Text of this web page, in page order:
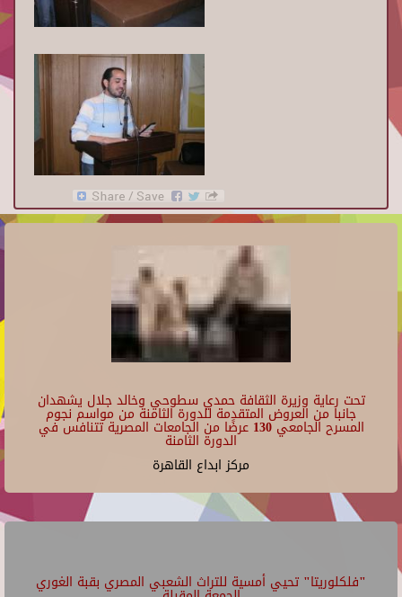
تحت رعاية وزيرة الثقافة حمدي سطوحي وخالد جلال يشهدان
جانبا من العروض المتقدمة للدورة الثامنة من مواسم نجوم
المسرح الجامعي 130 عرضًا من الجامعات المصرية تتنافس في
الدورة الثامنة
مركز ابداع القاهرة
"فلكلوريتا" تحيي أمسية للتراث الشعبي المصري بقبة الغوري